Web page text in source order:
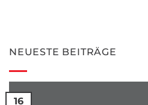
NEUESTE BEITRÄGE
16